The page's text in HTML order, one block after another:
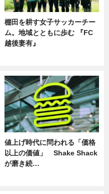
棚田を耕す女子サッカーチー
ム。地域とともに歩む 『FC
越後妻有』
値上げ時代に問われる「価格
以上の価値」 Shake Shack
が磨き続…